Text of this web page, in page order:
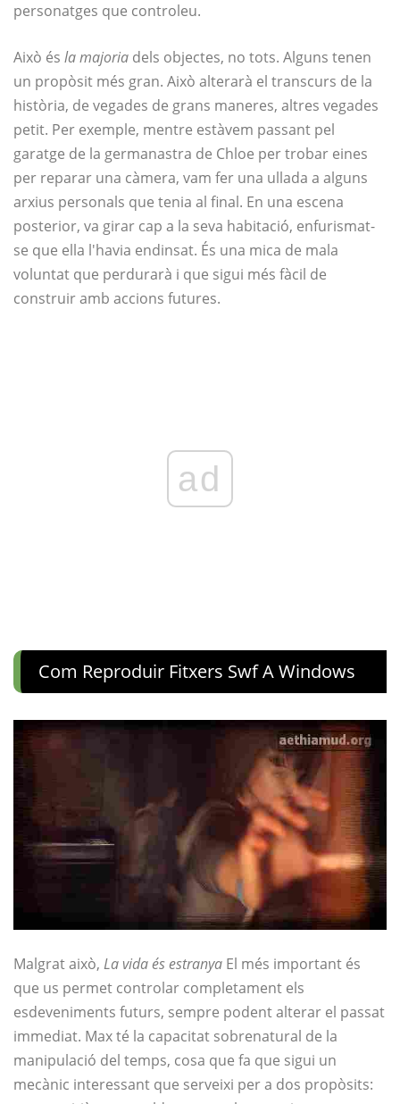
personatges que controleu.
Això és la majoria dels objectes, no tots. Alguns tenen
un propòsit més gran. Això alterarà el transcurs de la
història, de vegades de grans maneres, altres vegades
petit. Per exemple, mentre estàvem passant pel
garatge de la germanastra de Chloe per trobar eines
per reparar una càmera, vam fer una ullada a alguns
arxius personals que tenia al final. En una escena
posterior, va girar cap a la seva habitació, enfurismat-
se que ella l'havia endinsat. És una mica de mala
voluntat que perdurarà i que sigui més fàcil de
construir amb accions futures.
ad
Com Reproduir Fitxers Swf A Windows
Malgrat això, La vida és estranya El més important és
que us permet controlar completament els
esdeveniments futurs, sempre podent alterar el passat
immediat. Max té la capacitat sobrenatural de la
manipulació del temps, cosa que fa que sigui un
mecànic interessant que serveixi per a dos propòsits: